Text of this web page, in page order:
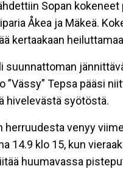
Sopan
Åkea ja Mäkeä.
kertaakaan
suunnattoman
”Vässy” Tepsa pääsi
hivelevästä syötöstä.
herruudesta venyy
14.9 klo 15, kun
huumavassa